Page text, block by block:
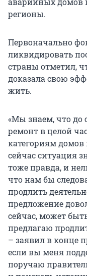
регионы.
Первоначально
ликвидировать
страны отметил,
доказала свою
жить.
«Мы знаем, что до
ремонт в целой
категориям домов
сейчас ситуация
тоже правда, и
что нам бы
продлить
предложение
сейчас, может
предлагаю
– заявил в конце
если вы меня
поручаю